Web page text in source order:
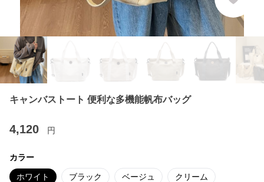
キャンバストート 便利な多機能帆布バッグ
4,120 円
カラー
ホワイト ブラック ベージュ クリーム